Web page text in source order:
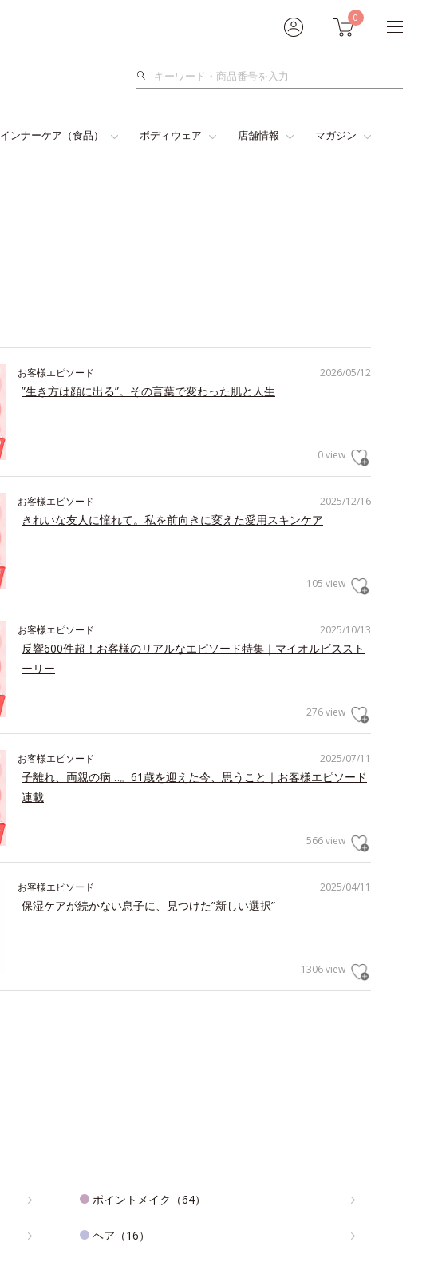
0
検
インナーケア（食品） ボディウェア 店舗情報 マガジン
2026/05/12
お客様エピソード
”生き方は顔に出る”。その言葉で変わった肌と人生
0 view
2025/12/16
お客様エピソード
きれいな友人に憧れて。私を前向きに変えた愛用スキンケア
105 view
2025/10/13
お客様エピソード
反響600件超！お客様のリアルなエピソード特集｜マイオルビススト
ーリー
276 view
2025/07/11
お客様エピソード
子離れ、両親の病…。61歳を迎えた今、思うこと｜お客様エピソード
連載
566 view
2025/04/11
お客様エピソード
保湿ケアが続かない息子に、見つけた”新しい選択”
1306 view
ポイントメイク（64）
ヘア（16）